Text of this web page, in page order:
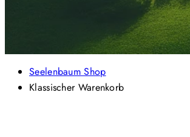
Seelenbaum Shop
Klassischer Warenkorb